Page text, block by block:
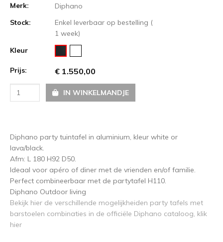
Merk:
Diphano
Stock:
Enkel leverbaar op bestelling (
1 week)
Kleur
Prijs: € 1.550,00
IN WINKELMANDJE
Diphano party tuintafel in aluminium, kleur white or
lava/black.
Afm: L 180 H92 D50.
Ideaal voor apéro of diner met de vrienden en/of familie.
Perfect combineerbaar met de partytafel H110.
Diphano Outdoor living
Bekijk hier de verschillende mogelijkheiden party tafels met
barstoelen combinaties in de officiële Diphano cataloog, klik
hier